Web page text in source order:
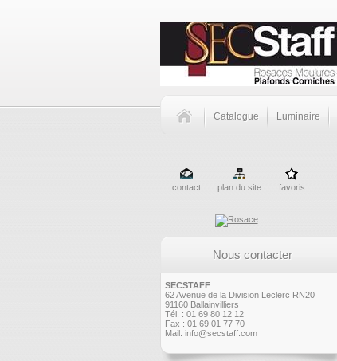
Catalogue Luminaire
contact plan du site favoris
Nous contacter
SECSTAFF
62 Avenue de la Division Leclerc RN20
91160 Ballainvilliers
Tél. : 01 69 80 12 12
Fax : 01 69 01 77 70
Mail: info@secstaff.com